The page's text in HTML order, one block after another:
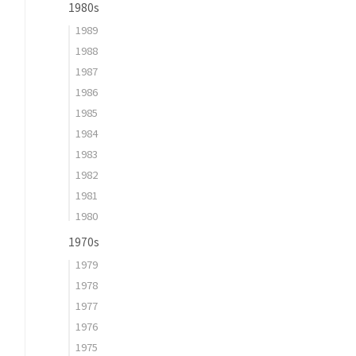
1980s
1989
1988
1987
1986
1985
1984
1983
1982
1981
1980
1970s
1979
1978
1977
1976
1975